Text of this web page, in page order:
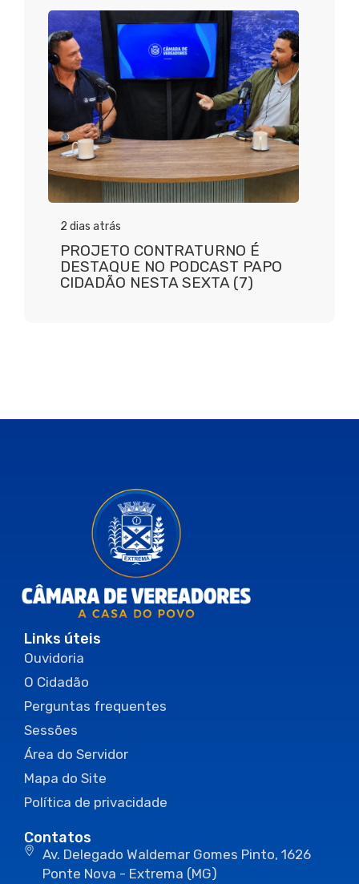
2 dias atrás
PROJETO CONTRATURNO É
DESTAQUE NO PODCAST PAPO
CIDADÃO NESTA SEXTA (7)
Links úteis
Ouvidoria
O Cidadão
Perguntas frequentes
Sessões
Área do Servidor
Mapa do Site
Política de privacidade
Contatos
Av. Delegado Waldemar Gomes Pinto, 1626
Ponte Nova - Extrema (MG)